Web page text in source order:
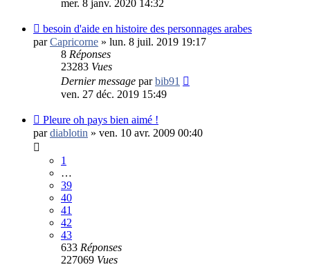
mer. 8 janv. 2020 14:32
besoin d'aide en histoire des personnages arabes
parCapricorne » lun. 8 juil. 2019 19:17
8 Réponses
23283 Vues
Dernier message parbib91
ven. 27 déc. 2019 15:49
Pleure oh pays bien aimé !
pardiablotin » ven. 10 avr. 2009 00:40
1
…
39
40
41
42
43
633 Réponses
227069 Vues